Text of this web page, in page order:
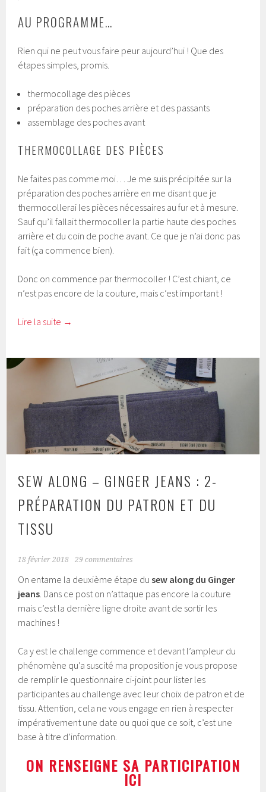
AU PROGRAMME…
Rien qui ne peut vous faire peur aujourd’hui ! Que des
étapes simples, promis.
thermocollage des pièces
préparation des poches arrière et des passants
assemblage des poches avant
THERMOCOLLAGE DES PIÈCES
Ne faites pas comme moi… Je me suis précipitée sur la
préparation des poches arrière en me disant que je
thermocollerai les pièces nécessaires au fur et à mesure.
Sauf qu’il fallait thermocoller la partie haute des poches
arrière et du coin de poche avant. Ce que je n’ai donc pas
fait (ça commence bien).
Donc on commence par thermocoller ! C’est chiant, ce
n’est pas encore de la couture, mais c’est important !
Lire la suite →
SEW ALONG – GINGER JEANS : 2-
PRÉPARATION DU PATRON ET DU
TISSU
18 février 2018 29 commentaires
On entame la deuxième étape dusew along du Ginger
jeans. Dans ce post on n’attaque pas encore la couture
mais c’est la dernière ligne droite avant de sortir les
machines !
Ca y est le challenge commence et devant l’ampleur du
phénomène qu’a suscité ma proposition je vous propose
de remplir le questionnaire ci-joint pour lister les
participantes au challenge avec leur choix de patron et de
tissu. Attention, cela ne vous engage en rien à respecter
impérativement une date ou quoi que ce soit, c’est une
base à titre d’information.
ON RENSEIGNE SA PARTICIPATION
ICI